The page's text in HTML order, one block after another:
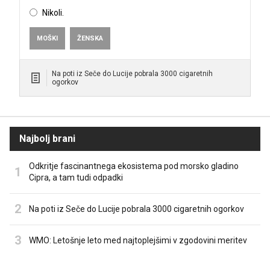
Nikoli.
MOŠKI ŽENSKA
Na poti iz Seče do Lucije pobrala 3000 cigaretnih
ogorkov
Najbolj brani
Odkritje fascinantnega ekosistema pod morsko gladino
Cipra, a tam tudi odpadki
Na poti iz Seče do Lucije pobrala 3000 cigaretnih ogorkov
WMO: Letošnje leto med najtoplejšimi v zgodovini meritev